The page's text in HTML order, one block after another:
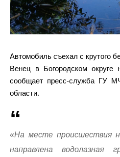
Автомобиль съехал с крутого
Венец в Богородском
сообщает пресс-служба ГУ
области.
«На месте происшествия
направлена водолазная